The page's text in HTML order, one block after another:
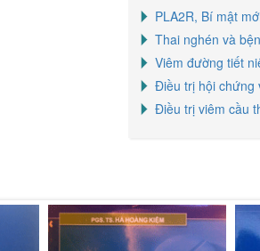
PLA2R, Bí mật
Thai nghén và
Viêm đường tiết
Điều trị hội chứng
Điều trị viêm cầu